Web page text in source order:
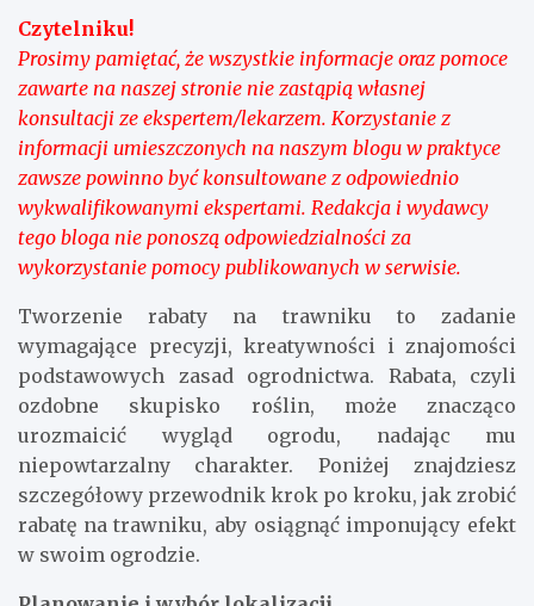
Czytelniku!
Prosimy pamiętać, że wszystkie informacje oraz pomoce
zawarte na naszej stronie nie zastąpią własnej
konsultacji ze ekspertem/lekarzem. Korzystanie z
informacji umieszczonych na naszym blogu w praktyce
zawsze powinno być konsultowane z odpowiednio
wykwalifikowanymi ekspertami. Redakcja i wydawcy
tego bloga nie ponoszą odpowiedzialności za
wykorzystanie pomocy publikowanych w serwisie.
Tworzenie rabaty na trawniku to zadanie
wymagające precyzji, kreatywności i znajomości
podstawowych zasad ogrodnictwa. Rabata, czyli
ozdobne skupisko roślin, może znacząco
urozmaicić wygląd ogrodu, nadając mu
niepowtarzalny charakter. Poniżej znajdziesz
szczegółowy przewodnik krok po kroku, jak zrobić
rabatę na trawniku, aby osiągnąć imponujący efekt
w swoim ogrodzie.